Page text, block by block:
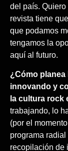
del país.
revista tiene
que podamos
tengamos la
aquí al futuro.
¿Cómo
innovando y
la cultura rock
trabajando, lo
(por el
programa
recopilación de